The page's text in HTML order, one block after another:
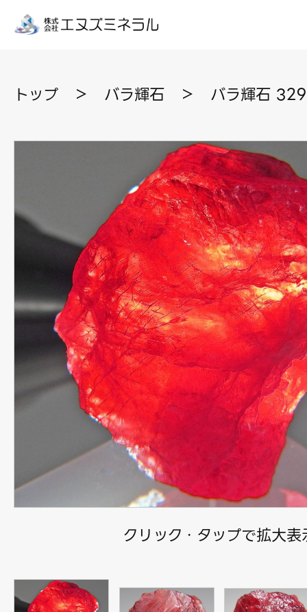
トップ ＞ バラ輝石 ＞ バラ輝石
クリック・タップで拡大表